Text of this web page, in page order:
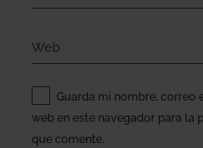
Guarda mi nombre, correo
web en este navegador para la
que comente.